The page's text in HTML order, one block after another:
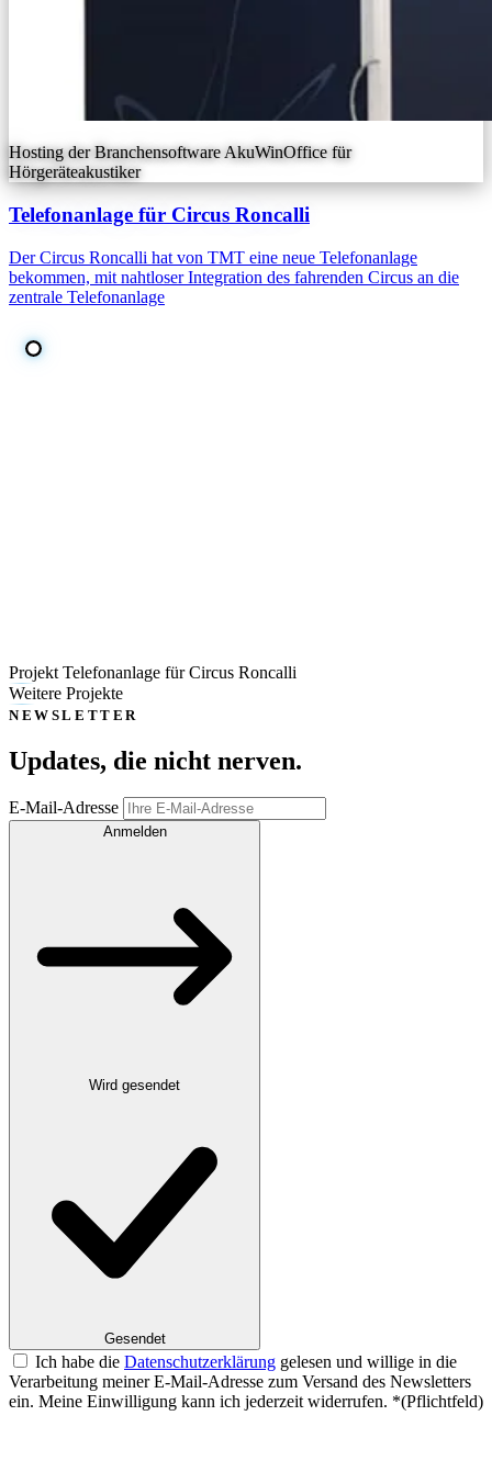
Hosting der Branchensoftware AkuWinOffice für
Hörgeräteakustiker
Telefonanlage für Circus Roncalli
Der Circus Roncalli hat von TMT eine neue Telefonanlage
bekommen, mit nahtloser Integration des fahrenden Circus an die
zentrale Telefonanlage
Projekt Telefonanlage für Circus Roncalli
Weitere Projekte
NEWSLETTER
Updates, die nicht nerven.
E-Mail-Adresse
Anmelden
Gesendet
Ich habe die Datenschutzerklärung gelesen und willige in die
Verarbeitung meiner E-Mail-Adresse zum Versand des Newsletters
ein. Meine Einwilligung kann ich jederzeit widerrufen. *(Pflichtfeld)